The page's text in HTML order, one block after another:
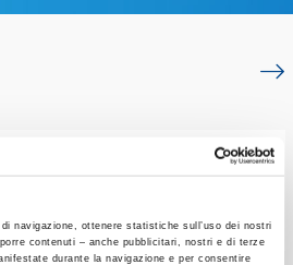
navigazione, ottenere statistiche sull’uso dei nostri
contenuti – anche pubblicitari, nostri e di terze
durante la navigazione e per consentire
Days - B2B con buyer
settore macchinari -
Brescia
- 18:00